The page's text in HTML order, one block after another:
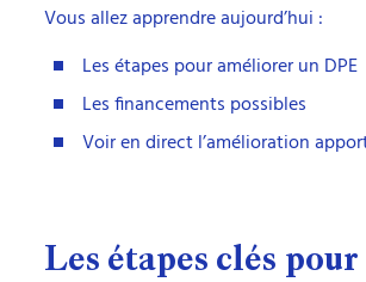
Vous allez apprendre aujourd’hui :
Les étapes pour améliorer un DPE
Les financements possibles
Voir en direct l’amélioration
Les étapes clés pour